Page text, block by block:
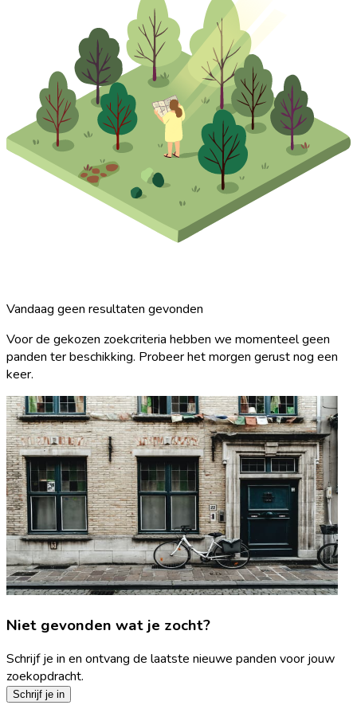
Vandaag geen resultaten gevonden
Voor de gekozen zoekcriteria hebben we momenteel geen
panden ter beschikking. Probeer het morgen gerust nog een
keer.
Niet gevonden wat je zocht?
Schrijf je in en ontvang de laatste nieuwe panden voor jouw
zoekopdracht.
Schrijf je in